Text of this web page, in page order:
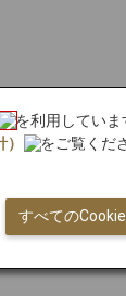
を利用していま
をご覧くだ
すべての